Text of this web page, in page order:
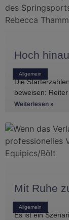
Allgemein
Hoch
Die
beweisen:
haben, gibt es
Weiterlesen »
Allgemein
Mit Ruhe
Es ist ein